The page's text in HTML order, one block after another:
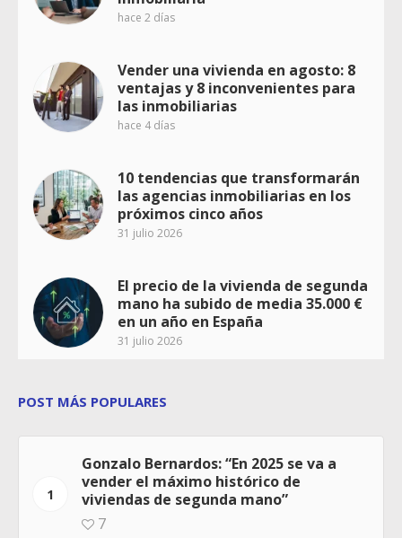
hace 2 días
Vender una vivienda en agosto: 8
ventajas y 8 inconvenientes para
las inmobiliarias
hace 4 días
10 tendencias que transformarán
las agencias inmobiliarias en los
próximos cinco años
31 julio 2026
El precio de la vivienda de segunda
mano ha subido de media 35.000 €
en un año en España
31 julio 2026
POST MÁS POPULARES
1
Gonzalo Bernardos: “En 2025 se va a
vender el máximo histórico de
viviendas de segunda mano”
7